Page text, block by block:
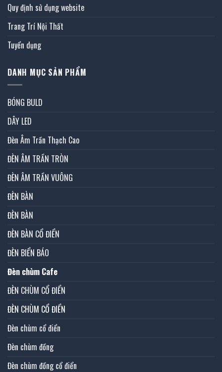
Quy định sử dụng website
Trang Trí Nội Thất
Tuyển dụng
DANH MỤC SẢN PHẨM
BÓNG BULD
DÂY LED
Đèn Âm Trần Thạch Cao
ĐÈN ÂM TRẦN TRÒN
ĐÈN ÂM TRẦN VUÔNG
ĐÈN BÀN
ĐÈN BÀN
ĐÈN BÀN CỔ ĐIỂN
ĐÈN BIỂN BÁO
Đèn chùm Cafe
ĐÈN CHÙM CỔ ĐIỂN
ĐÈN CHÙM CỔ ĐIỂN
Đèn chùm cổ điển
Đèn chùm đồng
Đèn chùm đồng cổ điển